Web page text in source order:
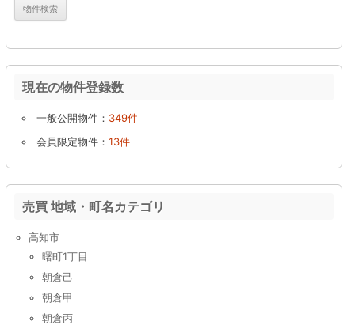
現在の物件登録数
一般公開物件： 349件
会員限定物件： 13件
売買 地域・町名カテゴリ
高知市
曙町1丁目
朝倉己
朝倉甲
朝倉丙